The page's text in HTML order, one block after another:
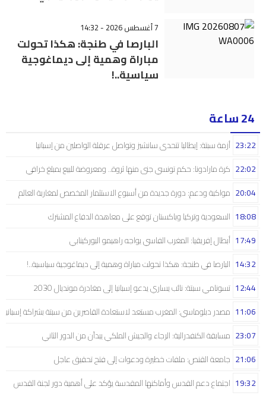
7 أغسطس 2026 - 14:32
البارصا في طنجة: هكذا تحولت
مباراة وهمية إلى ديماغوجية
سياسية..!
24 ساعة
أزمة سبتة: إيطاليا تتحدى سانشيز وتواصل عرقلة الواصلين من إسبانيا 23:22
كرة مارادونا: حكم تونسي جنى منها ثروة.. ومعروضة للبيع بمبلغ خرافي 22:02
مواكبة ودعم: دورة جديدة من أسبوع الاستثمار المخصص لمغاربة العالم 20:04
السعودية وتركيا وباكستان توقع على معاهدة الدفاع المشترك 18:08
أبطال إفريقيا: المغرب الفاسي يواجه راهيمو البوركينابي 17:49
البارصا في طنجة: هكذا تحولت مباراة وهمية إلى ديماغوجية سياسية..! 14:32
تسونامي سبتة: نائب يساري يدعو إسبانيا إلى مغادرة مونديال 2030 12:44
مصدر دبلوماسي: المغرب مستعد لاستعادة القاصرين من سبتة بشراكة إسبانية 11:06
مسابقة الكنفدرالية: الرجاء والجيش الملكي يبدآن من الدور الثاني 23:07
جامعة القنص: ملفات خطيرة ودعوات إلى فتح تحقيق عاجل 21:06
اجتماع دعم القدس وأماكنها المقدسة يؤكد على أهمية دور لجنة القدس 19:32